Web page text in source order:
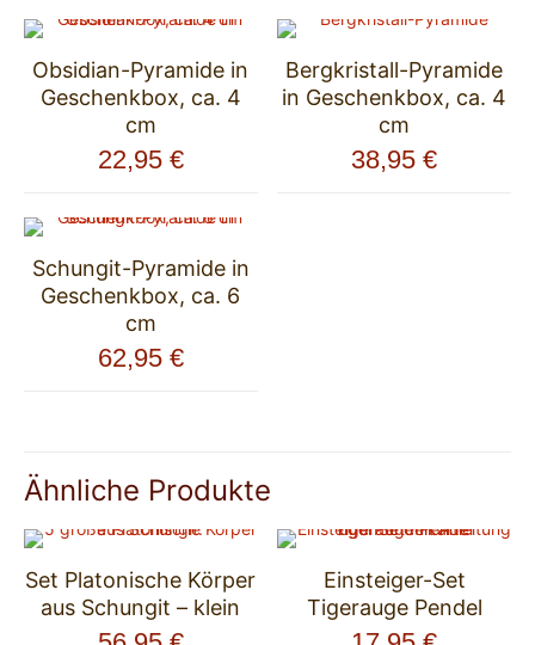
Obsidian-Pyramide in
Geschenkbox, ca. 4
cm
22,95 €
Bergkristall-Pyramide
in Geschenkbox, ca. 4
cm
38,95€
Schungit-Pyramide in
Geschenkbox, ca. 6
cm
62,95 €
Ähnliche Produkte
Set Platonische Körper
aus Schungit – klein
Einsteiger-Set
Tigerauge Pendel